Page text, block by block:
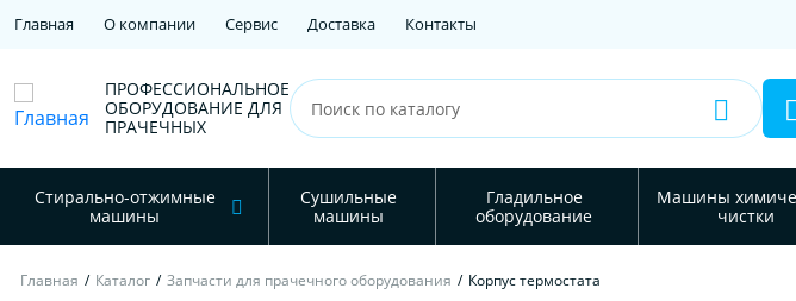
Главная О компании Сервис Доставка Контакты
ПРОФЕССИОНАЛЬНОЕ
ОБОРУДОВАНИЕ ДЛЯ
ПРАЧЕЧНЫХ
Стирально-отжимные
машины
Сушильные
машины
Гладильное
оборудование
Машины
чистки
Главная / Каталог / Запчасти для прачечного оборудования / Корпус термостата